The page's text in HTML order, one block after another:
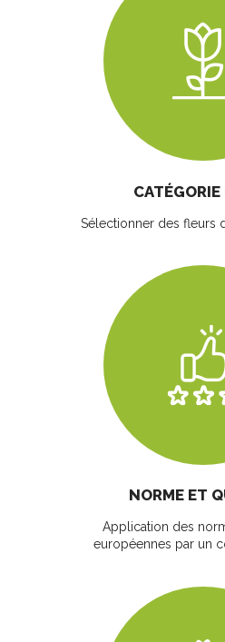
CATÉGORIE
Sélectionner des fleurs
NORME ET
Application des
européennes par un